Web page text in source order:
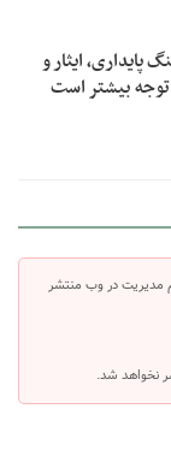
پایداری، ایثار و
بیشتر است
مدیریت در وب منتشر
نخواهد شد.